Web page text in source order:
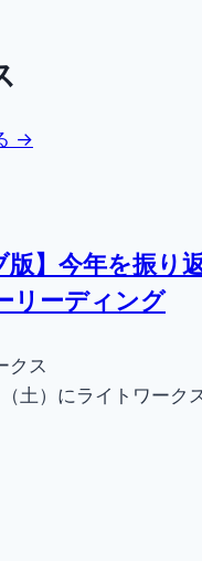
→
版】今年を振り
リーディング
クス
土）にライトワーク